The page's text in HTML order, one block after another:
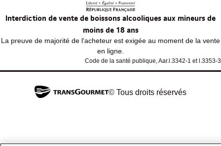
Interdiction de vente de boissons alcooliques aux mineurs de
moins de 18 ans
La preuve de majorité de l'acheteur est exigée au moment de la vente
en ligne.
Code de la santé publique, Aar.l.3342-1 et l.3353-3
© Tous droits réservés